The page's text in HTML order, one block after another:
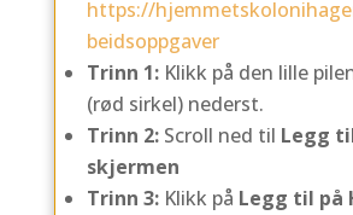
https://
beidsoppgaver
Trinn 1:Klikk på den lille
(rød sirkel) nederst.
Trinn 2:Scroll ned til Legg
skjermen
Trinn 3:Klikk på Legg til på